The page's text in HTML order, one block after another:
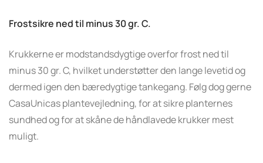
Frostsikre ned til minus 30 gr. C.
Krukkerne er modstandsdygtige overfor frost ned til
minus 30 gr. C, hvilket understøtter den lange levetid og
dermed igen den bæredygtige tankegang. Følg dog gerne
CasaUnicas plantevejledning, for at sikre planternes
sundhed og for at skåne de håndlavede krukker mest
muligt.